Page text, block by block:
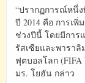
“ปรากฏการณ์หนึ่
ปี 2014 คือ การเ
ช่วงปีนี้ โดยมีการ
รัสเซียและพารา
ฟุตบอลโลก (FIFA
มร. โยฮัน กล่าว